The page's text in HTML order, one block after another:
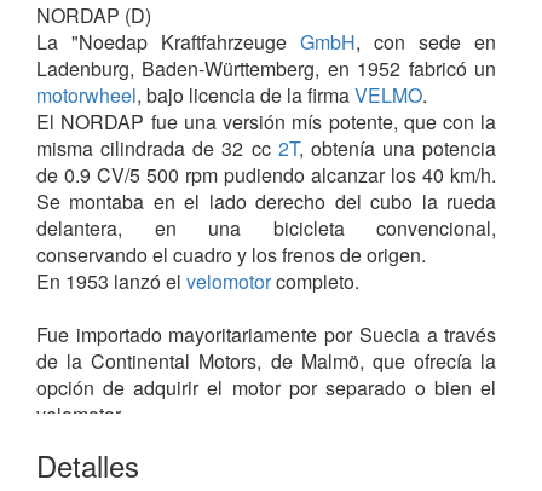
NORDAP (D)
La "Noedap KraftfahrzeugeGmbH, con sede en
Ladenburg, Baden-Württemberg, en 1952 fabricó un
motorwheel, bajo licencia de la firmaVELMO.
El NORDAP fue una versión mís potente, que con la
misma cilindrada de 32 cc 2T, obtenía una potencia
de 0.9 CV/5 500 rpm pudiendo alcanzar los 40 km/h.
Se montaba en el lado derecho del cubo la rueda
delantera, en una bicicleta convencional,
conservando el cuadro y los frenos de origen.
En 1953 lanzó el velomotorcompleto.
Fue importado mayoritariamente por Suecia a través
de la Continental Motors, de Malmö, que ofrecía la
opción de adquirir el motor por separado o bien el
velomotor.
Probablemente dejó de fabricarse en 1953.
Detalles